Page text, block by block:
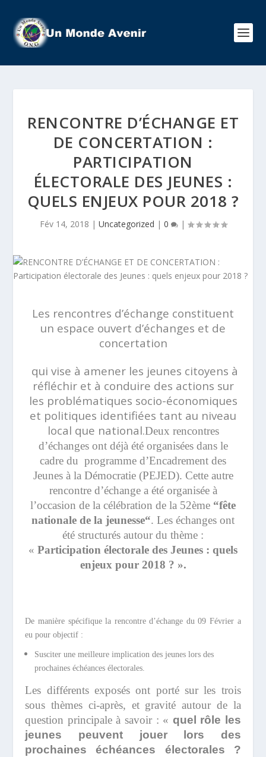
RENCONTRE D’ÉCHANGE ET
DE CONCERTATION :
PARTICIPATION
ÉLECTORALE DES JEUNES :
QUELS ENJEUX POUR 2018 ?
Fév 14, 2018 | Uncategorized | 0 |
Les rencontres d’échange constituent
un espace ouvert d’échanges et de
concertation
qui vise à amener les jeunes citoyens à
réfléchir et à conduire des actions sur
les problématiques socio-économiques
et politiques identifiées tant au niveau
local que national.Deux rencontres
d’échanges ont déjà été organisées dans le
cadre du programme d’Encadrement des
Jeunes à la Démocratie (PEJED). Cette autre
rencontre d’échange a été organisée à
l’occasion de la célébration de la 52ème “fête
nationale de la jeunesse“. Les échanges ont
été structurés autour du thème :
« Participation électorale des Jeunes : quels
enjeux pour 2018 ? ».
De manière spécifique la rencontre d’échange du 09 Février a
eu pour objectif :
Susciter une meilleure implication des jeunes lors des
prochaines échéances électorales.
Les différents exposés ont porté sur les trois
sous thèmes ci-après, et gravité autour de la
question principale à savoir : « quel rôle les
jeunes peuvent jouer lors des
prochaines échéances électorales ?